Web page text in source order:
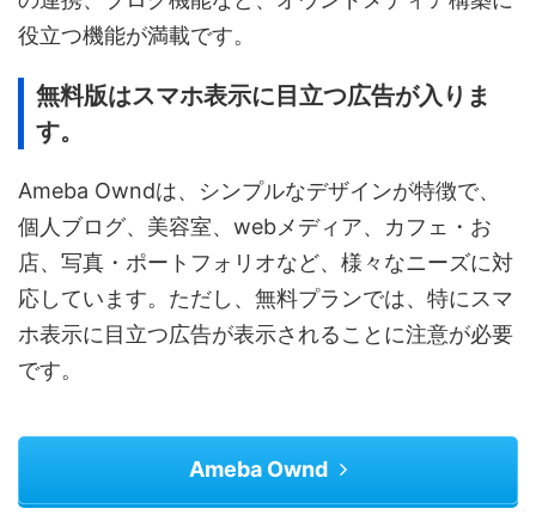
役立つ機能が満載です。
無料版はスマホ表示に目立つ広告が入りま
す。
Ameba Owndは、シンプルなデザインが特徴で、
個人ブログ、美容室、webメディア、カフェ・お
店、写真・ポートフォリオなど、様々なニーズに対
応しています。ただし、無料プランでは、特にスマ
ホ表示に目立つ広告が表示されることに注意が必要
です。
Ameba Ownd